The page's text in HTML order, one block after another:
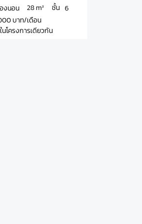
งนอน
บาท/เดือน
ชั้น
28 m² 6
นโครงการเดียวกัน